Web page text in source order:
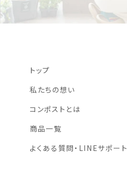
トップ
私たちの想い
コンポストとは
商品一覧
よくある質問・LINEサポート